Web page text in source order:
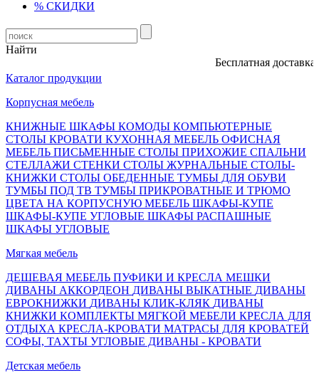
% СКИДКИ
Найти
Бесплатная доставка,
Каталог продукции
Корпусная мебель
КНИЖНЫЕ ШКАФЫ КОМОДЫ КОМПЬЮТЕРНЫЕ
СТОЛЫ КРОВАТИ КУХОННАЯ МЕБЕЛЬ ОФИСНАЯ
МЕБЕЛЬ ПИСЬМЕННЫЕ СТОЛЫ ПРИХОЖИЕ СПАЛЬНИ
СТЕЛЛАЖИ СТЕНКИ СТОЛЫ ЖУРНАЛЬНЫЕ СТОЛЫ-
КНИЖКИ СТОЛЫ ОБЕДЕННЫЕ ТУМБЫ ДЛЯ ОБУВИ
ТУМБЫ ПОД ТВ ТУМБЫ ПРИКРОВАТНЫЕ И ТРЮМО
ЦВЕТА НА КОРПУСНУЮ МЕБЕЛЬ ШКАФЫ-КУПЕ
ШКАФЫ-КУПЕ УГЛОВЫЕ ШКАФЫ РАСПАШНЫЕ
ШКАФЫ УГЛОВЫЕ
Мягкая мебель
ДЕШЕВАЯ МЕБЕЛЬ ПУФИКИ И КРЕСЛА МЕШКИ
ДИВАНЫ АККОРДЕОН ДИВАНЫ ВЫКАТНЫЕ ДИВАНЫ
ЕВРОКНИЖКИ ДИВАНЫ КЛИК-КЛЯК ДИВАНЫ
КНИЖКИ КОМПЛЕКТЫ МЯГКОЙ МЕБЕЛИ КРЕСЛА ДЛЯ
ОТДЫХА КРЕСЛА-КРОВАТИ МАТРАСЫ ДЛЯ КРОВАТЕЙ
СОФЫ, ТАХТЫ УГЛОВЫЕ ДИВАНЫ - КРОВАТИ
Детская мебель